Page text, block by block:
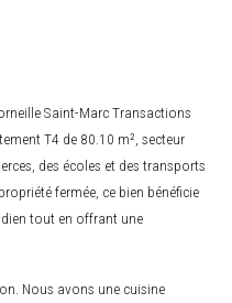
Saint-Marc Transactions
T4 de 80.10 m², secteur
des écoles et des transports
fermée, ce bien bénéficie
tout en offrant une
Nous avons une cuisine